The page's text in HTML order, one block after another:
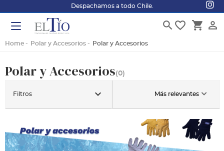
Despachamos a todo Chile.
person_outline
shopping_cart
favorite_border
search
Home Polar y Accesorios Polar y Accesorios
Polar y Accesorios(0)
Más relevantes
Filtros keyboard_arrow_down